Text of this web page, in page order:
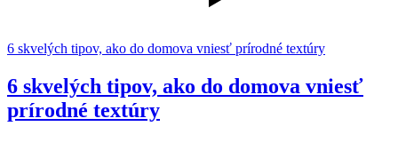
6 skvelých tipov, ako do domova vniesť prírodné textúry
6 skvelých tipov, ako do domova vniesť
prírodné textúry